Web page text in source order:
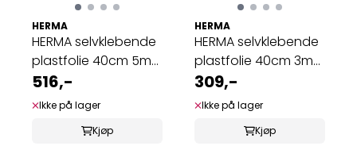
HERMA
HERMA selvklebende
plastfolie 40cm 5m
rutenett (5 ...
516,-
Ikke på lager
Kjøp
HERMA
HERMA selvklebende
plastfolie 40cm 3m
rutenett (5 ...
309,-
Ikke på lager
Kjøp